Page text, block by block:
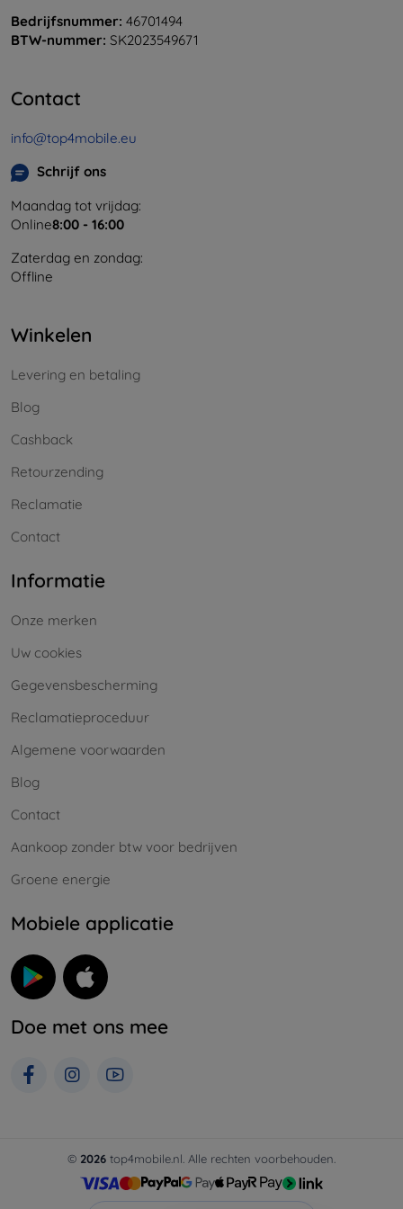
Bedrijfsnummer: 46701494
BTW-nummer: SK2023549671
Contact
info@top4mobile.eu
Schrijf ons
Maandag tot vrijdag:
Online8:00 - 16:00
Zaterdag en zondag:
Offline
Winkelen
Levering en betaling
Blog
Cashback
Retourzending
Reclamatie
Contact
Informatie
Onze merken
Uw cookies
Gegevensbescherming
Reclamatieproceduur
Algemene voorwaarden
Blog
Contact
Aankoop zonder btw voor bedrijven
Groene energie
Mobiele applicatie
Doe met ons mee
© 2026 top4mobile.nl. Alle rechten voorbehouden.